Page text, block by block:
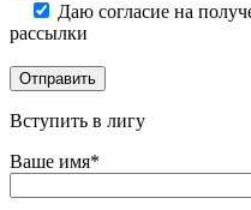
Даю согласие на
рассылки
Вступить в лигу
Ваше имя*